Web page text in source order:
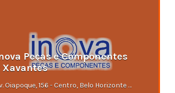
Peças e Componentes
Xavantes
Av. Oiapoque, 156 - Centro, Belo Horizonte - MG